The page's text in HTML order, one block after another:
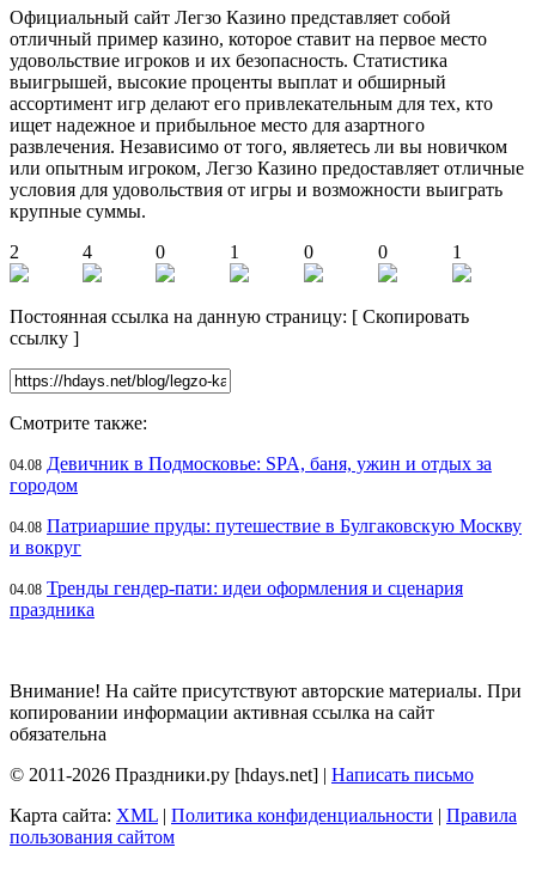
Официальный сайт Легзо Казино представляет собой
отличный пример казино, которое ставит на первое место
удовольствие игроков и их безопасность. Статистика
выигрышей, высокие проценты выплат и обширный
ассортимент игр делают его привлекательным для тех, кто
ищет надежное и прибыльное место для азартного
развлечения. Независимо от того, являетесь ли вы новичком
или опытным игроком, Легзо Казино предоставляет отличные
условия для удовольствия от игры и возможности выиграть
крупные суммы.
2
4 0 1 0 0 1
Постоянная ссылка на данную страницу: [ Скопировать
ссылку ]
Смотрите также:
04.08 Девичник в Подмосковье: SPA, баня, ужин и отдых за
городом
04.08 Патриаршие пруды: путешествие в Булгаковскую Москву
и вокруг
04.08 Тренды гендер-пати: идеи оформления и сценария
праздника
Внимание! На сайте присутствуют авторские материалы. При
копировании информации активная ссылка на сайт
обязательна
© 2011-2026 Праздники.ру [hdays.net] | Написать письмо
Карта сайта: XML | Политика конфиденциальности | Правила
пользования сайтом